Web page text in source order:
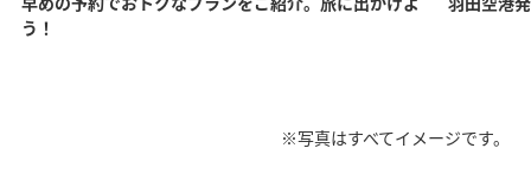
う！
※写真はすべてイメージです。